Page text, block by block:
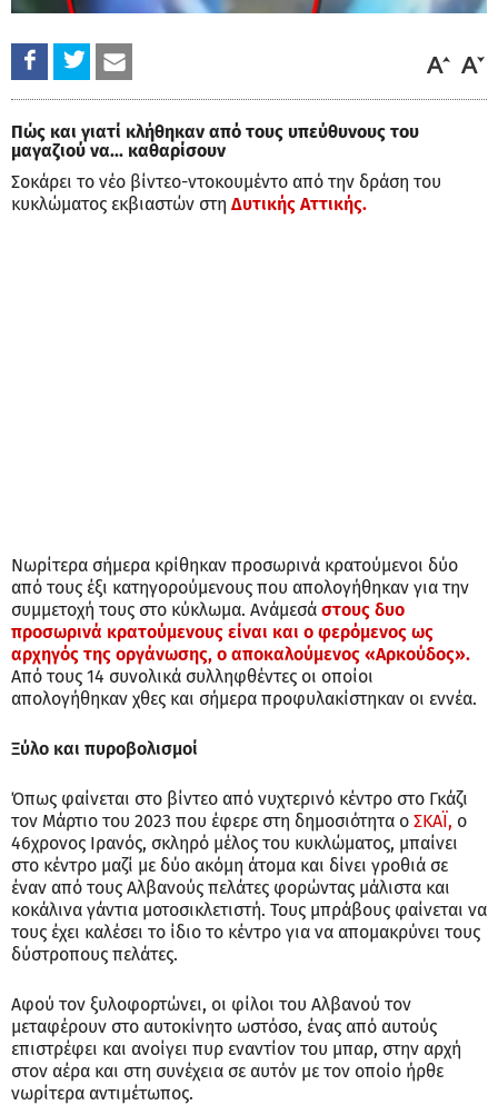
Πώς και γιατί κλήθηκαν από τους υπεύθυνους του
μαγαζιού να... καθαρίσουν
Σοκάρει το νέο βίντεο-ντοκουμέντο από την δράση του
κυκλώματος εκβιαστών στη Δυτικής Αττικής.
Νωρίτερα σήμερα κρίθηκαν προσωρινά κρατούμενοι δύο
από τους έξι κατηγορούμενους που απολογήθηκαν για την
συμμετοχή τους στο κύκλωμα. Ανάμεσά στους δυο
προσωρινά κρατούμενους είναι και ο φερόμενος ως
αρχηγός της οργάνωσης, ο αποκαλούμενος «Αρκούδος».
Από τους 14 συνολικά συλληφθέντες οι οποίοι
απολογήθηκαν χθες και σήμερα προφυλακίστηκαν οι εννέα.
Ξύλο και πυροβολισμοί
Όπως φαίνεται στο βίντεο από νυχτερινό κέντρο στο Γκάζι
τον Μάρτιο του 2023 που έφερε στη δημοσιότητα ο ΣΚΑΪ, ο
46χρονος Ιρανός, σκληρό μέλος του κυκλώματος, μπαίνει
στο κέντρο μαζί με δύο ακόμη άτομα και δίνει γροθιά σε
έναν από τους Αλβανούς πελάτες φορώντας μάλιστα και
κοκάλινα γάντια μοτοσικλετιστή. Τους μπράβους φαίνεται να
τους έχει καλέσει το ίδιο το κέντρο για να απομακρύνει τους
δύστροπους πελάτες.
Αφού τον ξυλοφορτώνει, οι φίλοι του Αλβανού τον
μεταφέρουν στο αυτοκίνητο ωστόσο, ένας από αυτούς
επιστρέφει και ανοίγει πυρ εναντίον του μπαρ, στην αρχή
στον αέρα και στη συνέχεια σε αυτόν με τον οποίο ήρθε
νωρίτερα αντιμέτωπος.